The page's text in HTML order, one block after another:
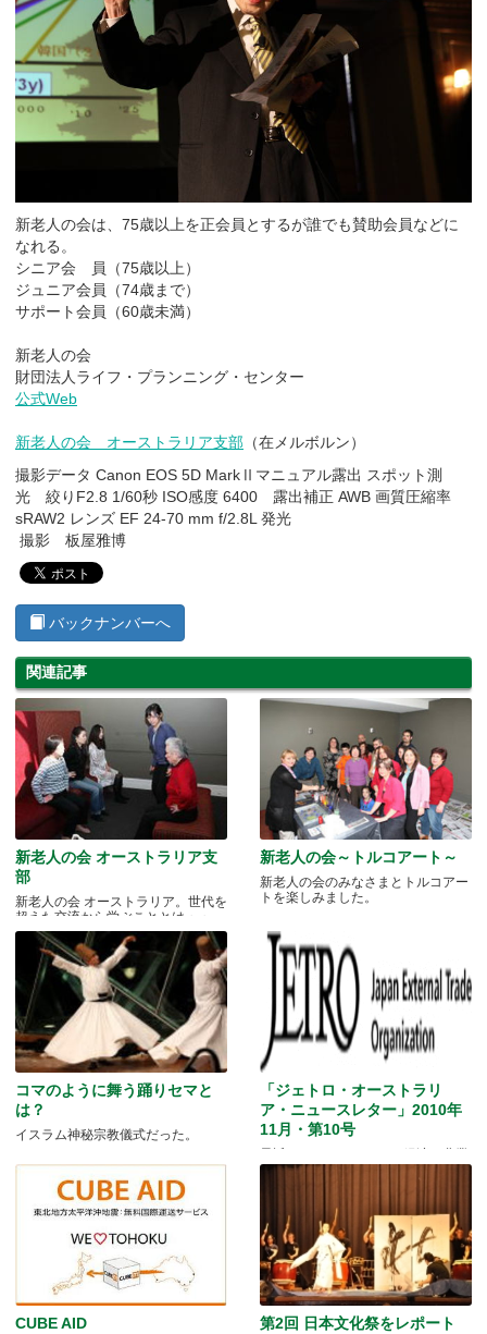
新老人の会は、75歳以上を正会員とするが誰でも賛助会員などに
なれる。
シニア会 員（75歳以上）
ジュニア会員（74歳まで）
サポート会員（60歳未満）
新老人の会
財団法人ライフ・プランニング・センター
公式Web
新老人の会 オーストラリア支部 （在メルボルン）
撮影データ Canon EOS 5D MarkⅡマニュアル露出 スポット測
光 絞りF2.8 1/60秒 ISO感度 6400 露出補正 AWB 画質圧縮率
sRAW2 レンズ EF 24-70 mm f/2.8L 発光
撮影 板屋雅博
バックナンバーへ
関連記事
新老人の会 オーストラリア支
部
新老人の会 オーストラリア。世代を
超えた交流から学ぶこととは・・
新老人の会～トルコアート～
新老人の会のみなさまとトルコアー
トを楽しみました。
コマのように舞う踊りセマと
は？
イスラム神秘宗教儀式だった。
「ジェトロ・オーストラリ
ア・ニュースレター」2010年
11月・第10号
最近のオーストラリアの経済、農業
等の情勢など
CUBE AID 第2回 日本文化祭をレポート